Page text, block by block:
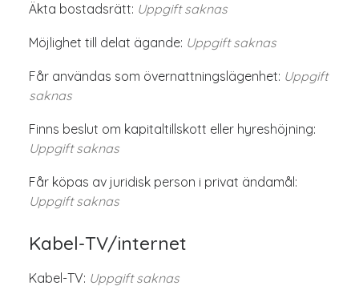
Äkta bostadsrätt: Uppgift saknas
Möjlighet till delat ägande: Uppgift saknas
Får användas som övernattningslägenhet: Uppgift
saknas
Finns beslut om kapitaltillskott eller hyreshöjning:
Uppgift saknas
Får köpas av juridisk person i privat ändamål:
Uppgift saknas
Kabel-TV/internet
Kabel-TV: Uppgift saknas